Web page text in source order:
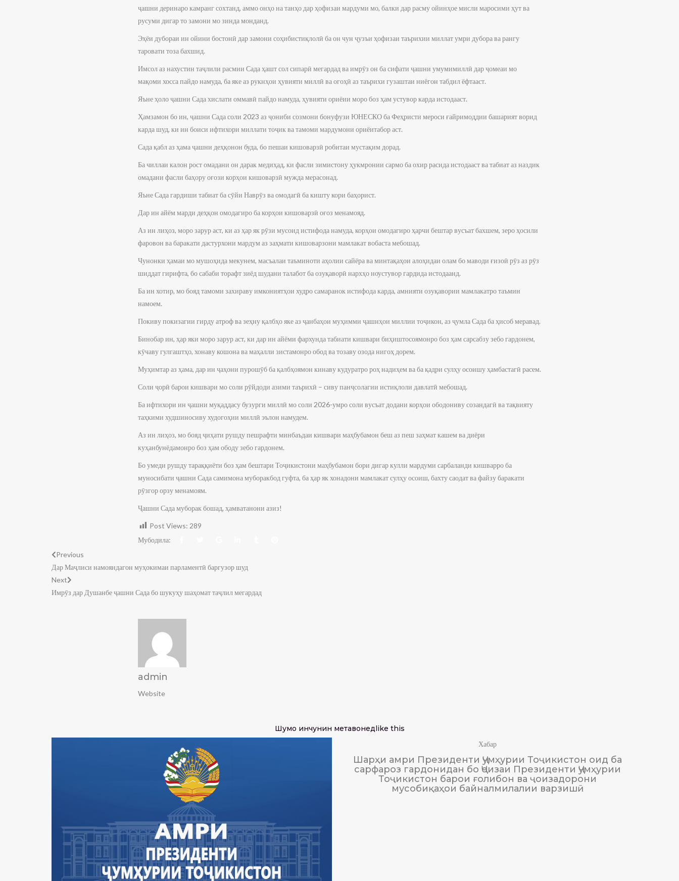
ҷашни деринаро камранг сохтанд, аммо онҳо на танҳо дар ҳофизаи мардуми мо, балки дар расму ойинҳое мисли маросими ҳут ва
русуми дигар то замони мо зинда монданд.
Эҳёи дубораи ин ойини бостонӣ дар замони соҳибистиқлолӣ ба он чун ҷузъи ҳофизаи таърихии миллат умри дубора ва рангу
таровати тоза бахшид.
Имсол аз нахустин таҷлили расмии Сада ҳашт сол сипарӣ мегардад ва имрӯз он ба сифати ҷашни умумимиллӣ дар ҷомеаи мо
мақоми хосса пайдо намуда, ба яке аз рукнҳои ҳувияти миллӣ ва огоҳӣ аз таърихи гузаштаи ниёгон табдил ёфтааст.
Яъне ҳоло ҷашни Сада хислати оммавӣ пайдо намуда, ҳувияти ориёии моро боз ҳам устувор карда истодааст.
Ҳамзамон бо ин, ҷашни Сада соли 2023 аз ҷониби созмони бонуфузи ЮНЕСКО ба Феҳристи мероси ғайримоддии башарият ворид
карда шуд, ки ин боиси ифтихори миллати тоҷик ва тамоми мардумони ориёитабор аст.
Сада қабл аз ҳама ҷашни деҳқонон буда, бо пешаи кишоварзӣ робитаи мустақим дорад.
Ба чиллаи калон рост омадани он дарак медиҳад, ки фасли зимистону ҳукмронии сармо ба охир расида истодааст ва табиат аз наздик
омадани фасли баҳору оғози корҳои кишоварзӣ мужда мерасонад.
Яъне Сада гардиши табиат ба сӯйи Наврӯз ва омодагӣ ба кишту кори баҳорист.
Дар ин айём марди деҳқон омодагиро ба корҳои кишоварзӣ оғоз менамояд.
Аз ин лиҳоз, моро зарур аст, ки аз ҳар як рӯзи мусоид истифода намуда, корҳои омодагиро ҳарчи бештар вусъат бахшем, зеро ҳосили
фаровон ва баракати дастурхони мардум аз заҳмати кишоварзони мамлакат вобаста мебошад.
Чунонки ҳамаи мо мушоҳида мекунем, масъалаи таъминоти аҳолии сайёра ва минтақаҳои алоҳидаи олам бо маводи ғизоӣ рӯз аз рӯз
шиддат гирифта, бо сабаби торафт зиёд шудани талабот ба озуқаворӣ нархҳо ноустувор гардида истодаанд.
Ба ин хотир, мо бояд тамоми захираву имкониятҳои худро самаранок истифода карда, амнияти озуқавории мамлакатро таъмин
намоем.
Покиву покизагии гирду атроф ва зеҳну қалбҳо яке аз ҷанбаҳои муҳимми ҷашнҳои миллии тоҷикон, аз ҷумла Сада ба ҳисоб меравад.
Бинобар ин, ҳар яки моро зарур аст, ки дар ин айёми фархунда табиати кишвари биҳиштосоямонро боз ҳам сарсабзу зебо гардонем,
кӯчаву гулгаштҳо, хонаву кошона ва маҳалли зистамонро обод ва тозаву озода нигоҳ дорем.
Муҳимтар аз ҳама, дар ин ҷаҳони пурошӯб ба қалбҳоямон кинаву кудуратро роҳ надиҳем ва ба қадри сулҳу осоишу ҳамбастагӣ расем.
Соли ҷорӣ барои кишвари мо соли рӯйдоди азими таърихӣ – сиву панҷсолагии истиқлоли давлатӣ мебошад.
Ба ифтихори ин ҷашни муқаддасу бузурги миллӣ мо соли 2026-умро соли вусъат додани корҳои ободониву созандагӣ ва тақвияту
таҳкими худшиносиву худогоҳии миллӣ эълон намудем.
Аз ин лиҳоз, мо бояд ҷиҳати рушду пешрафти минбаъдаи кишвари маҳбубамон беш аз пеш заҳмат кашем ва диёри
куҳанбунёдамонро боз ҳам ободу зебо гардонем.
Бо умеди рушду тараққиёти боз ҳам бештари Тоҷикистони маҳбубамон бори дигар кулли мардуми сарбаланди кишварро ба
муносибати ҷашни Сада самимона муборакбод гуфта, ба ҳар як хонадони мамлакат сулҳу осоиш, бахту саодат ва файзу баракати
рӯзгор орзу менамоям.
Ҷашни Сада муборак бошад, ҳамватанони азиз!
Post Views: 289
Мубодила:
Previous
Дар Маҷлиси намояндагон муҳокимаи парламентӣ баргузор шуд
Next
Имрӯз дар Душанбе ҷашни Сада бо шукуҳу шаҳомат таҷлил мегардад
admin
Website
Шумо инчунин метавонедlike this
Хабар
Шарҳи амри Президенти Ҷумҳурии Тоҷикистон оид ба
сарфароз гардонидан бо Ҷоизаи Президенти Ҷумҳурии
Тоҷикистон барои ғолибон ва ҷоизадорони
мусобиқаҳои байналмилалии варзишӣ